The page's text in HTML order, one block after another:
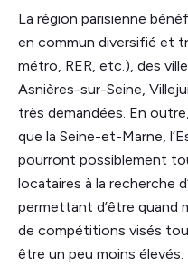
La région parisienne
en commun diversifié et
métro, RER, etc.), des
Asnières-sur-Seine,
très demandées. En
que la Seine-et-Marne,
pourront possiblement
locataires à la recherche
permettant d’être quand
de compétitions visés
être un peu moins élevés.